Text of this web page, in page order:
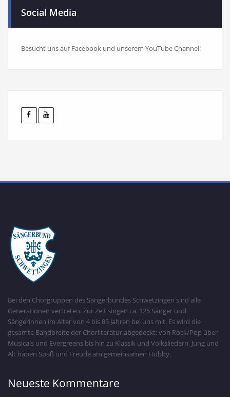
Social Media
Besucht uns auf Facebook und unserem YouTube Channel:
Bei den Chorgruppen des Sängerbundes Schwetzingen sind alle
Generationen vertreten. Zur Zeit singen ca. 125 Sänger und
Sängerinnen im Alter von 4 bis 85 Jahren bei uns mit. Es wird die
gesamte Bandbreite der Chorliteratur abgedeckt: von Rock/Pop über
Musicals und Evergreens bis hin zu Klassik und Volksliedern. Jung und
Alt haben Spaß und Freude am gemeinsamen Hobby.
Neueste Kommentare